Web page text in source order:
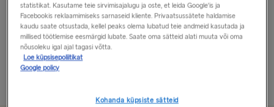
Seal asuvad Rootsi kõrgeimad mäed ja mägikuurortid
ning kuigi see on tunnustatud oma suurepäraste
nõlvade poolest, ei ole Åre üksnes talvekuurort, vaid
aasta läbi külastatav...
statistikat. Kasutame teie sirvimisajalugu ja oste, et leida Google'is ja
Facebookis reklaamimiseks sarnaseid kliente. Privaatsussätete haldamise
kaudu saate otsustada, kellel peaks olema lubatud teie andmeid kasutada ja
millised töötlemise eesmärgid lubate. Saate oma sätteid alati muuta või oma
nõusoleku igal ajal tagasi võtta.
Loe küpsisepoliitikat
Google policy
Kohanda küpsiste sätteid